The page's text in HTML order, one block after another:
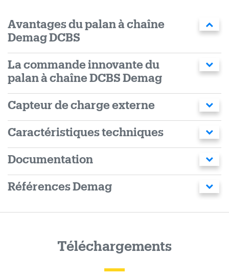
Avantages du palan à chaîne
Demag DCBS
La commande innovante du
palan à chaîne DCBS Demag
Capteur de charge externe
Caractéristiques techniques
Documentation
Références Demag
Téléchargements